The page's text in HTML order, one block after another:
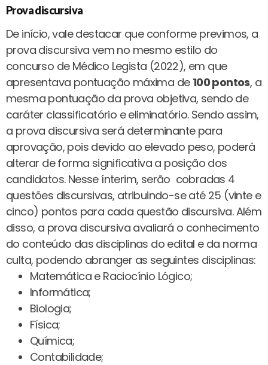
Prova discursiva
De início, vale destacar que conforme previmos, a
prova discursiva vem no mesmo estilo do
concurso de Médico Legista (2022), em que
apresentava pontuação máxima de 100 pontos, a
mesma pontuação da prova objetiva, sendo de
caráter classificatório e eliminatório. Sendo assim,
a prova discursiva será determinante para
aprovação, pois devido ao elevado peso, poderá
alterar de forma significativa a posição dos
candidatos. Nesse ínterim, serão cobradas 4
questões discursivas, atribuindo-se até 25 (vinte e
cinco) pontos para cada questão discursiva. Além
disso, a prova discursiva avaliará o conhecimento
do conteúdo das disciplinas do edital e da norma
culta, podendo abranger as seguintes disciplinas:
Matemática e Raciocínio Lógico;
Informática;
Biologia;
Física;
Química;
Contabilidade;